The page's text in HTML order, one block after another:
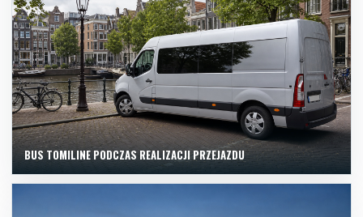
BUS TOMILINE PODCZAS REALIZACJI PRZEJAZDU